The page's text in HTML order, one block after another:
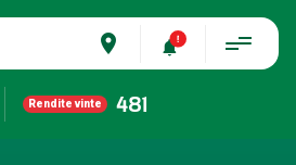
place
Rendite vinte 481